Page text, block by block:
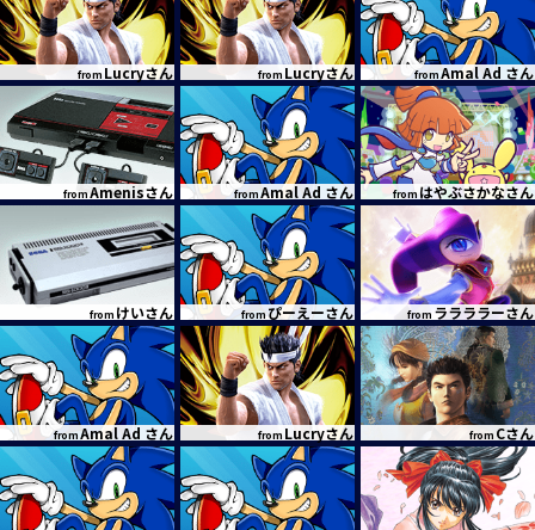
from Lucryさん from Lucryさん fromAmal Ad さん
fromAmenisさん fromAmal Ad さん from はやぶさかなさん
from けいさん fromぴーえーさん from ララララーさん
fromAmal Ad さん from Lucryさん from Cさん